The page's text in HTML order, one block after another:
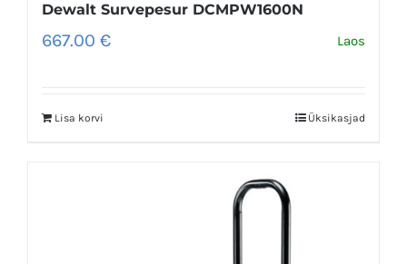
Dewalt Survepesur DCMPW1600N
667.00 € Laos
Lisa korvi Üksikasjad